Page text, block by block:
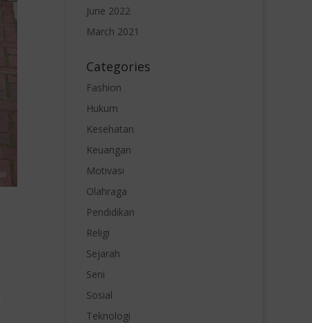
June 2022
March 2021
Categories
Fashion
Hukum
Kesehatan
Keuangan
Motivasi
Olahraga
Pendidikan
Religi
Sejarah
Seni
Sosial
Teknologi